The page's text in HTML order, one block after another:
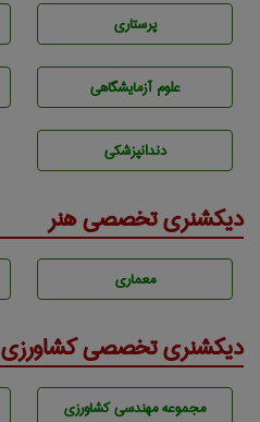
پرستاری
علوم آزمايشگاهی
دندانپزشكی
دیکشنری تخصصی هنر
معماری
دیکشنری تخصصی کشاورزی
مجموعه مهندسی كشاورزی